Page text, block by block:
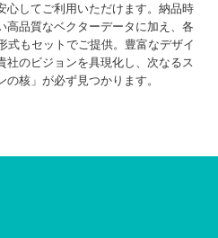
心してご利用いただけます。納品時
高品質なベクターデータに加え、各
式もセットでご提供。豊富なデザイ
社のビジョンを具現化し、次なるス
核」が必ず見つかります。